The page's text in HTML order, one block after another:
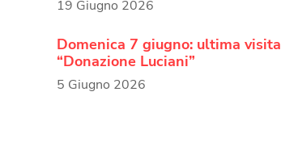
19 Giugno 2026
Domenica 7 giugno: ultima visita
“Donazione Luciani”
5 Giugno 2026